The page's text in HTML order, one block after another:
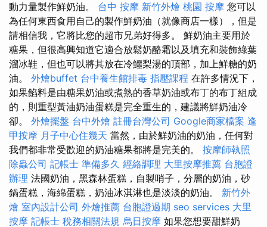
動力量製作鮮奶油。 台中 按摩 新竹外燴 桃園 按摩 您可以
為任何東西食用自己的製作鮮奶油（就像商店一樣），但是
請相信我，它將比您的超市兄弟好得多。 鮮奶油主要用於
糖果，但很高興知道它適合放鬆奶酪霜以及填充和裝飾綠葉
溜冰鞋，但也可以將其放在冷鱷梨湯的頂部，加上鮮糖的奶
油。 外燴buffet 台中養生館排毒 指壓課程 在許多情況下，
如果餡料是由糖果奶油或煮熟的香草奶油或布丁的布丁組成
的，則重型黃油奶油蛋糕是完全重生的，建議將鮮奶油冷
卻。 外燴擺盤 台中外燴 註冊台灣公司 Google商家檔案 逢
甲按摩 月子中心住幾天 當然，由於鮮奶油的奶油，任何對
我們都非常受歡迎的奶油糖果都將是完美的。 按摩師執照
除蟲公司 記帳士 準備多久 經絡調理 大里按摩推薦 台胞證
辦理 法國奶油，黑森林蛋糕，自製哨子，分層的奶油，砂
鍋蛋糕，海綿蛋糕，奶油冰淇淋也是淡淡的奶油。 新竹外
燴 室內設計公司 外燴推薦 台胞證過期 seo services 大里
按摩 記帳士 稅務相關法規 烏日按摩 如果您想要甜鮮奶